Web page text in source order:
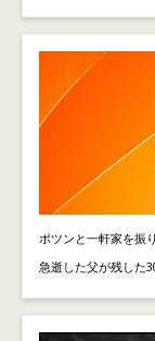
ポツンと一軒家を振
急逝した父が残した